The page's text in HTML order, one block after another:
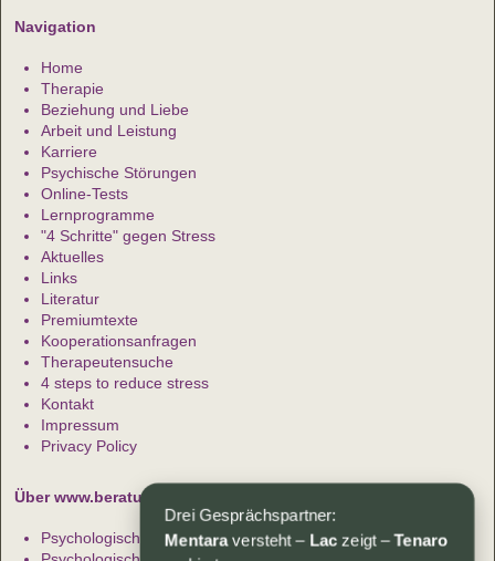
Navigation
Home
Therapie
Beziehung und Liebe
Arbeit und Leistung
Karriere
Psychische Störungen
Online-Tests
Lernprogramme
"4 Schritte" gegen Stress
Aktuelles
Links
Literatur
Premiumtexte
Kooperationsanfragen
Therapeutensuche
4 steps to reduce stress
Kontakt
Impressum
Privacy Policy
Über www.beratung-therapie.de
Psychologische Beratung
Drei Gesprächspartner:
Mentaraversteht – Lac zeigt –Tenaro